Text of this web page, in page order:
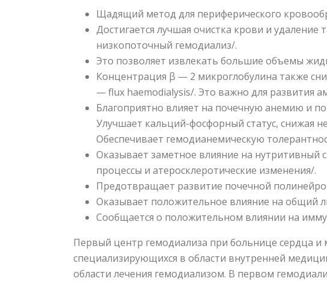
Щадящий метод для периферического
Достигается лучшая очистка крови и
низкопоточный гемодиализ/.
Это позволяет извлекать большие объемы
Концентрация β — 2 микроглобулина также
— flux haemodialysis/. Это важно для развития
Благоприятно влияет на почечную анемию и
Улучшает кальций-фосфорный статус, снижая
Обеспечивает гемодианемическую
Оказывает заметное влияние на нутритивный
процессы и атеросклеротические изменения/.
Предотвращает развитие почечной
Оказывает положительное влияние на общий
Сообщается о положительном влиянии на
Первый центр гемодиализа при больнице сердца
специализирующихся в области внутренней
области лечения гемодиализом. В первом